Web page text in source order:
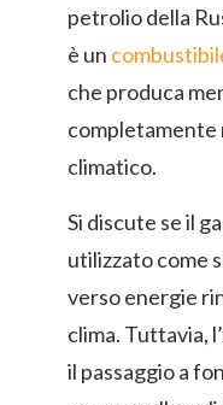
petrolio della
è un
che produca
completamente
climatico.
Si discute se il
utilizzato come
verso energie
clima. Tuttavia,
il passaggio a